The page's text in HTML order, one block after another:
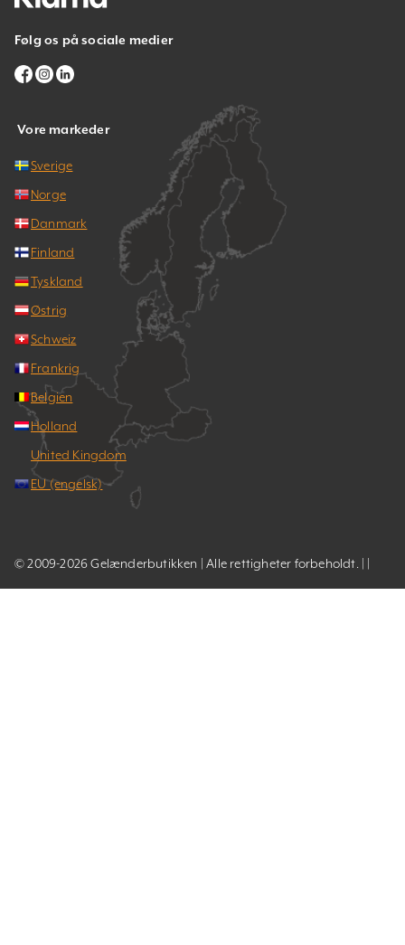
Følg os på sociale medier
Vore markeder
Sverige
Norge
Danmark
Finland
Tyskland
Østrig
Schweiz
Frankrig
Belgien
Holland
United Kingdom
EU (engelsk)
© 2009-2026 Gelænderbutikken | Alle rettigheter forbeholdt. | |